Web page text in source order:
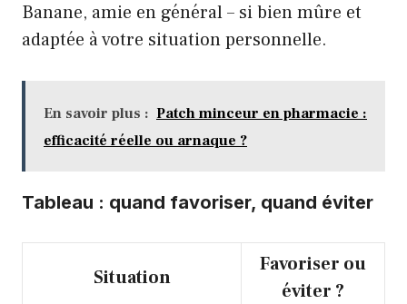
Banane, amie en général – si bien mûre et
adaptée à votre situation personnelle.
En savoir plus : Patch minceur en pharmacie :
efficacité réelle ou arnaque ?
Tableau : quand favoriser, quand éviter
Situation
Favoriser ou
éviter ?